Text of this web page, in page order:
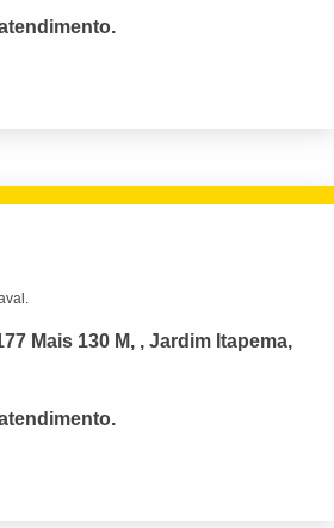
Mais 130 M, , Jardim Itapema,